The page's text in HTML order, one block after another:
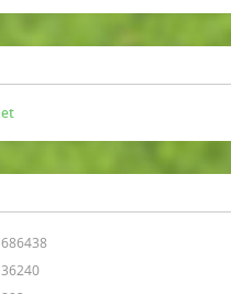
686438
36240